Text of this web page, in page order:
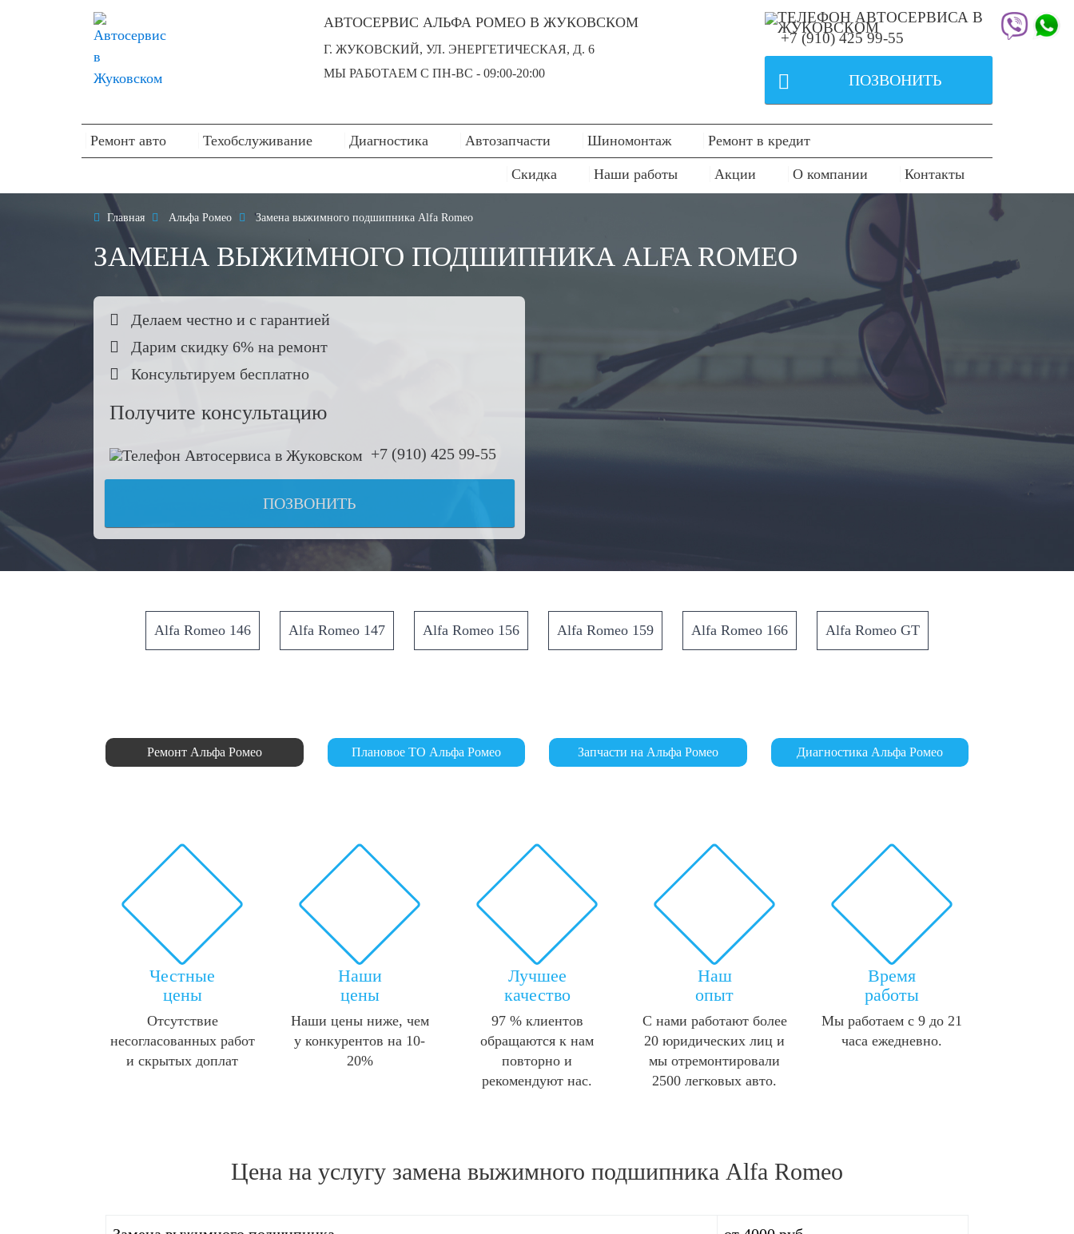
АВТОСЕРВИС АЛЬФА РОМЕО В ЖУКОВСКОМ
Г. ЖУКОВСКИЙ, УЛ. ЭНЕРГЕТИЧЕСКАЯ, Д. 6
МЫ РАБОТАЕМ С ПН-ВC - 09:00-20:00
+7 (910) 425 99-55
 ПОЗВОНИТЬ
Ремонт авто Техобслуживание Диагностика Автозапчасти Шиномонтаж Ремонт в кредит
Скидка Наши работы Акции О компании Контакты
 Главная  Альфа Ромео  Замена выжимного подшипника Alfa Romeo
ЗАМЕНА ВЫЖИМНОГО ПОДШИПНИКА ALFA ROMEO
 Делаем честно и с гарантией
 Дарим скидку 6% на ремонт
 Консультируем бесплатно
Получите консультацию
+7 (910) 425 99-55
ПОЗВОНИТЬ
Alfa Romeo 146 Alfa Romeo 147 Alfa Romeo 156 Alfa Romeo 159 Alfa Romeo 166 Alfa Romeo GT
Ремонт Альфа Ромео Плановое ТО Альфа Ромео Запчасти на Альфа Ромео Диагностика Альфа Ромео
Честные
цены
Отсутствие
несогласованных работ
и скрытых доплат
Наши
цены
Наши цены ниже, чем
у конкурентов на 10-
20%
Лучшее
качество
97 % клиентов
обращаются к нам
повторно и
рекомендуют нас.
Наш
опыт
С нами работают более
20 юридических лиц и
мы отремонтировали
2500 легковых авто.
Время
работы
Мы работаем с 9 до 21
часа ежедневно.
Цена на услугу замена выжимного подшипника Alfa Romeo